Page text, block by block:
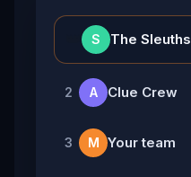
S The Sleuths
2 A Clue Crew
3 M Your team